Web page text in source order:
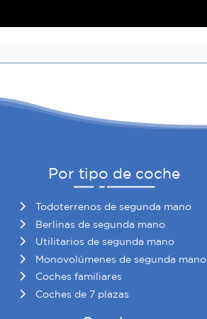
Por tipo de coche
Todoterrenos de segunda mano
Berlinas de segunda mano
Utilitarios de segunda mano
Monovolúmenes de segunda mano
Coches familiares
Coches de 7 plazas